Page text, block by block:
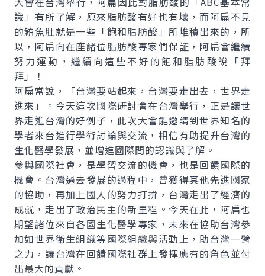
識」有所了解，原來脂肪酸有好也有壞，而阿扁不見
的鮪魚肚就是一些「飽和脂肪酸」所堆積出來的，所
以，阿扁向在座諸位脂肪酸專家們保証，阿扁會繼續
努力運動，繼續向這些不好的飽和脂肪酸說「拜
拜」！
阿扁常說，「台灣要站起來，台灣要走出去，世界走
進來」。今天這次國際研討會在台灣舉行，正是讓世
界走進台灣的好例子，此次大會能邀請到世界知名的
學者來台進行學術討論與交流，相信有助提升台灣的
生化醫學發展，並增進國際間的認識與了解。
參與國際社會，是學習交流的機會，也是回饋國際的
機會。台灣過去發展的過程中，曾獲得其他先進國家
的協助，再加上國人的努力打拚，台灣走出了經濟的
成就，走出了政治民主的新里程。今天在此，阿扁也
期望諸位來自各國生化醫學專家，未來在協助台灣參
加如世界衛生組織等國際組織與活動上，助台灣一臂
之力，讓台灣在回饋國際社群上發揮應有的角色並付
出最大的貢獻。